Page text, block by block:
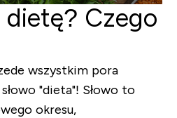
dietę? Czego
wszystkim pora
"dieta"! Słowo to
okresu,